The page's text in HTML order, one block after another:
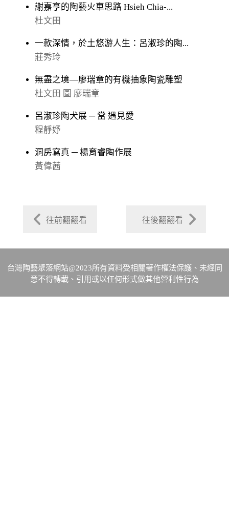
往前翻翻看 往後翻翻看
謝嘉亨的陶藝火車思路 Hsieh Chia-...
杜文田
一款深情，於土悠游人生：呂淑珍的陶...
莊秀玲
無盡之境—廖瑞章的有機抽象陶瓷雕塑
杜文田 圖 廖瑞章
呂淑珍陶犬展 ─ 當 遇見愛
程靜妤
洞房寫真 ─ 楊育睿陶作展
黃偉茜
台灣陶藝聚落網站@2023所有資料受相關著作權法保護、未經同
意不得轉載、引用或以任何形式做其他營利性行為